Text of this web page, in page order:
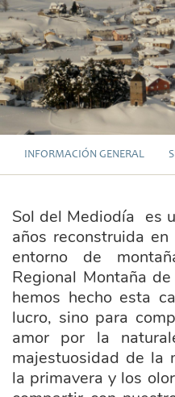
INFORMACIÓN GENERAL
Sol del Mediodía es
años reconstruida
entorno de
Regional Montaña
hemos hecho esta
lucro, sino para
amor por la
majestuosidad de la
la primavera y los